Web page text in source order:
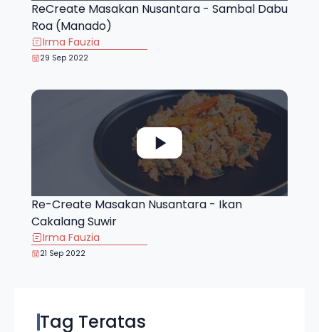
ReCreate Masakan Nusantara - Sambal Dabu
Roa (Manado)
Irma Fauzia
29 Sep 2022
Re-Create Masakan Nusantara - Ikan
Cakalang Suwir
Irma Fauzia
21 Sep 2022
Tag Teratas